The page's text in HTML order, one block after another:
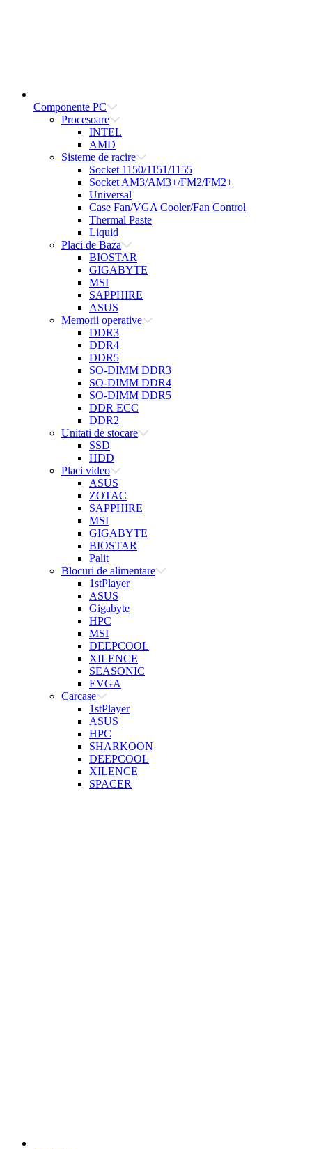
Componente PC
Procesoare
INTEL
AMD
Sisteme de racire
Socket 1150/1151/1155
Socket AM3/AM3+/FM2/FM2+
Universal
Case Fan/VGA Cooler/Fan Control
Thermal Paste
Liquid
Placi de Baza
BIOSTAR
GIGABYTE
MSI
SAPPHIRE
ASUS
Memorii operative
DDR3
DDR4
DDR5
SO-DIMM DDR3
SO-DIMM DDR4
SO-DIMM DDR5
DDR ECC
DDR2
Unitati de stocare
SSD
HDD
Placi video
ASUS
ZOTAC
SAPPHIRE
MSI
GIGABYTE
BIOSTAR
Palit
Blocuri de alimentare
1stPlayer
ASUS
Gigabyte
HPC
MSI
DEEPCOOL
XILENCE
SEASONIC
EVGA
Carcase
1stPlayer
ASUS
HPC
SHARKOON
DEEPCOOL
XILENCE
SPACER